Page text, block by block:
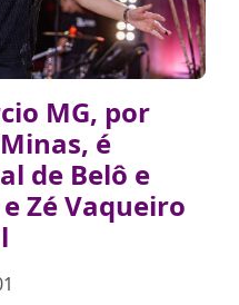
MG, por
é
de Belô e
Zé Vaqueiro